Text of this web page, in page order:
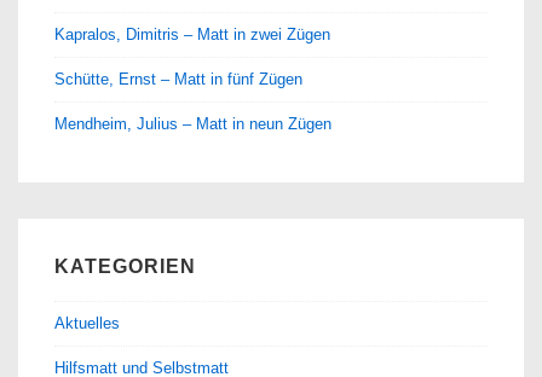
Kapralos, Dimitris – Matt in zwei Zügen
Schütte, Ernst – Matt in fünf Zügen
Mendheim, Julius – Matt in neun Zügen
KATEGORIEN
Aktuelles
Hilfsmatt und Selbstmatt